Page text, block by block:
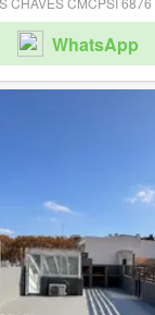
WhatsApp